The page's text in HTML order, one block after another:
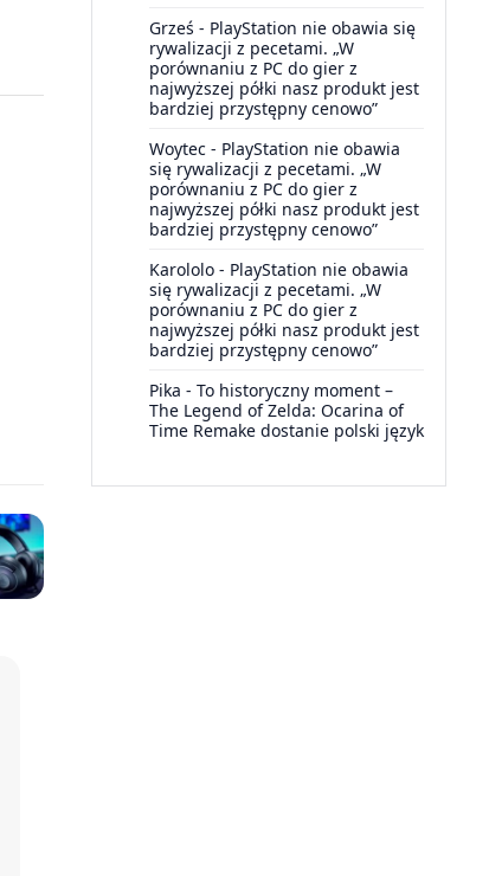
Grześ - PlayStation nie obawia się
rywalizacji z pecetami. „W
porównaniu z PC do gier z
najwyższej półki nasz produkt jest
bardziej przystępny cenowo”
Woytec - PlayStation nie obawia
się rywalizacji z pecetami. „W
porównaniu z PC do gier z
najwyższej półki nasz produkt jest
bardziej przystępny cenowo”
Karololo - PlayStation nie obawia
się rywalizacji z pecetami. „W
porównaniu z PC do gier z
najwyższej półki nasz produkt jest
bardziej przystępny cenowo”
Pika - To historyczny moment –
The Legend of Zelda: Ocarina of
Time Remake dostanie polski język